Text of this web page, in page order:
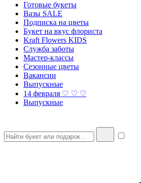
Готовые букеты
Вазы SALE
Подписка на цветы
Букет на вкус флориста
Kraft Flowers KIDS
Служба заботы
Мастер-классы
Сезонные цветы
Вакансии
Выпускные
14 февраля ♡ ♡ ♡
Выпускные